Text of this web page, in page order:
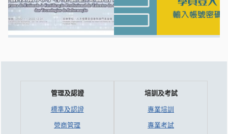
管理及認證
標準及認證
營商管理
培訓及考試
專業培訓
專業考試